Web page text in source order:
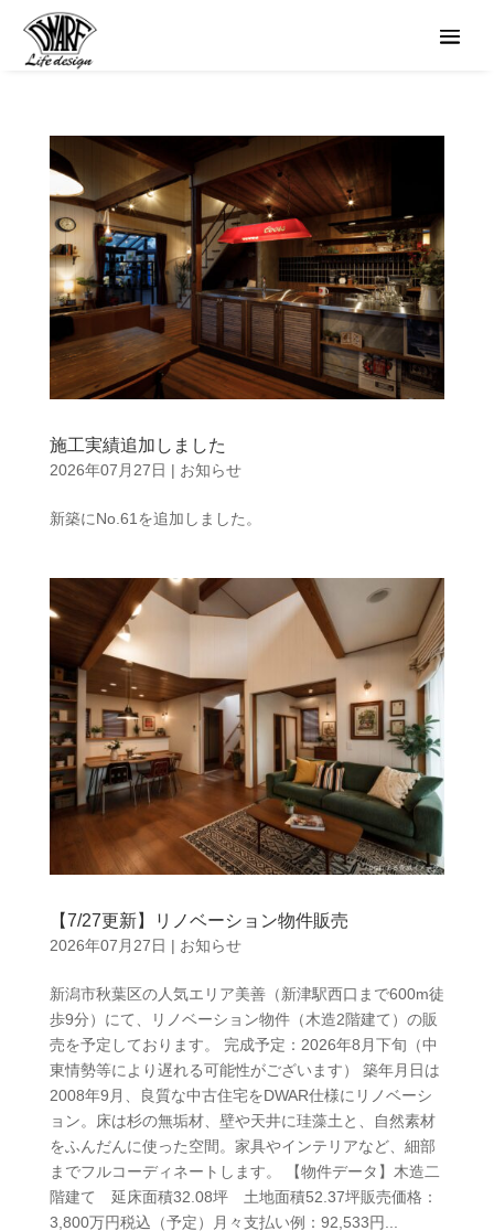
施工実績追加しました
2026年07月27日 | お知らせ
新築にNo.61を追加しました。
【7/27更新】リノベーション物件販売
2026年07月27日 | お知らせ
新潟市秋葉区の人気エリア美善（新津駅西口まで600m徒
歩9分）にて、リノベーション物件（木造2階建て）の販
売を予定しております。 完成予定：2026年8月下旬（中
東情勢等により遅れる可能性がございます） 築年月日は
2008年9月、良質な中古住宅をDWAR仕様にリノベーシ
ョン。床は杉の無垢材、壁や天井に珪藻土と、自然素材
をふんだんに使った空間。家具やインテリアなど、細部
までフルコーディネートします。 【物件データ】木造二
階建て 延床面積32.08坪 土地面積52.37坪販売価格：
3,800万円税込（予定）月々支払い例：92,533円...